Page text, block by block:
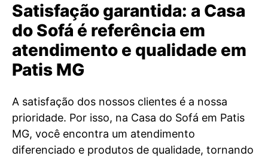
Satisfação garantida: a Casa
do Sofá é referência em
atendimento e qualidade em
Patis MG
A satisfação dos nossos clientes é a nossa
prioridade. Por isso, na Casa do Sofá em Patis
MG, você encontra um atendimento
diferenciado e produtos de qualidade, tornando